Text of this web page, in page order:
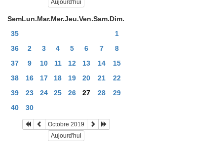
Aujourd'hui
SemLun.Mar.Mer.Jeu.Ven.Sam.Dim.
35
1
36
2 3 4 5 6 7
8
37
9 10 11 12 13 14
15
38
16 17 18 19 20 21
22
39
23 24 25 26 27 28
29
40
30
Octobre 2019
Aujourd'hui